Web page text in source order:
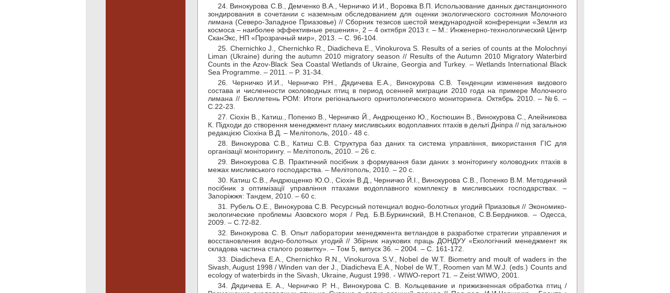
24. Винокурова С.В., Демченко В.А., Черничко И.И., Воровка В.П. Использование данных дистанционного
зондирования в сочетании с наземным обследованием для оценки экологического состояния Молочного
лимана (Северо-Западное Приазовье) // Сборник тезисов шестой международной конференции «Земля из
космоса – наиболее эффективные решения», 2 – 4 октября 2013 г. – М.: Инженерно-технологический Центр
СканЭкс, НП «Прозрачный мир», 2013. – С. 96-104.
25. Chernichko J., Chernichko R., Diadicheva E., Vinokurova S. Results of a series of counts at the Molochnyi
Liman (Ukraine) during the autumn 2010 migratory season // Results of the Autumn 2010 Migratory Waterbird
Counts in the Azov-Black Sea Coastal Wetlands of Ukraine, Georgia and Turkey. – Wetlands International Black
Sea Programme. – 2011. – P. 31-34.
26. Черничко И.И., Черничко Р.Н., Дядичева Е.А., Винокурова С.В. Тенденции изменения видового
состава и численности околоводных птиц в период осенней миграции 2010 года на примере Молочного
лимана // Бюллетень РОМ: Итоги регіонального орнитологического мониторинга. Октябрь 2010. – №6. –
С.22-23.
27. Сіохін В., Катиш., Попенко В., Черничко Й., Андрющенко Ю., Костюшин В., Винокурова C., Алейникова
К. Підходи до створення менеджмент плану мисливських водоплавних птахів в дельті Дніпра // під загальною
редакцією Сіохіна В.Д. – Мелітополь, 2010.- 48 с.
28. Винокурова С.В., Катиш С.В. Структура баз даних та система управління, використання ГІС для
організації моніторингу. – Мелітополь, 2010. – 26 с.
29. Винокурова С.В. Практичний посібник з формування бази даних з моніторингу коловодних птахів в
межах мисливського господарства. – Мелітополь, 2010. – 20 с.
30. Катиш С.В., Андрющенко Ю.О., Сіохін В.Д., Черничко Й.І., Винокурова С.В., Попенко В.М. Методичний
посібник з оптимізації управління птахами водоплавного комплексу в мисливських господарствах. –
Запоріжжя: Тандем, 2010. – 60 с.
31. Рубель О.Е., Винокурова С.В. Ресурсный потенциал водно-болотных угодий Приазовья // Экономико-
экологические проблемы Азовского моря / Ред. Б.В.Буркинский, В.Н.Степанов, С.В.Бердников. – Одесса,
2009. – С.72-82.
32. Винокурова С. В. Опыт лаборатории менеджмента ветландов в разработке стратегии управления и
восстановления водно-болотных угодий // Збірник наукових праць ДОНДУУ «Екологічний менеджмент як
складова частина сталого розвитку». – Том 5, випуск 36. – 2004. – С. 161-172.
33. Diadicheva E.A., Chernichko R.N., Vinokurova S.V., Nobel de W.T. Biometry and moult of waders in the
Sivash, August 1998 / Winden van der J., Diadicheva E.A., Nobel de W.T., Roomen van M.W.J. (eds.) Counts and
ecology of waterbirds in the Sivash, Ukraine, August 1998. - WIWO-report 71. – Zeist:WIWO, 2001.
34. Дядичева Е. А., Черничко Р. Н., Винокурова С. В. Кольцевание и прижизненная обработка птиц /